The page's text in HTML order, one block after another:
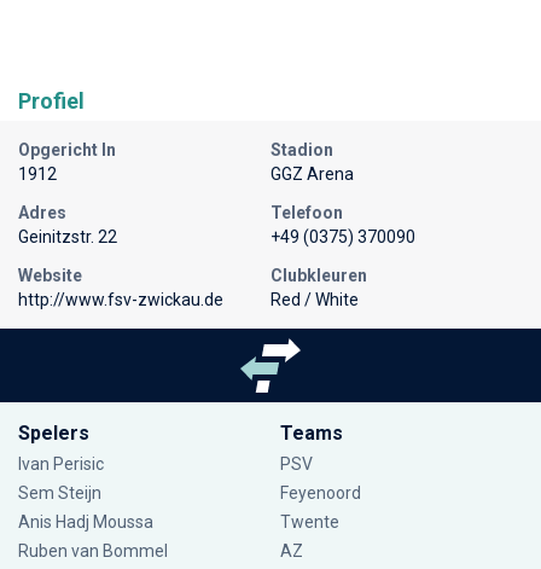
Profiel
Opgericht In
1912
Stadion
GGZ Arena
Adres
Geinitzstr. 22
Telefoon
+49 (0375) 370090
Website
http://www.fsv-zwickau.de
Clubkleuren
Red / White
Spelers
Ivan Perisic
Sem Steijn
Anis Hadj Moussa
Ruben van Bommel
Teams
PSV
Feyenoord
Twente
AZ